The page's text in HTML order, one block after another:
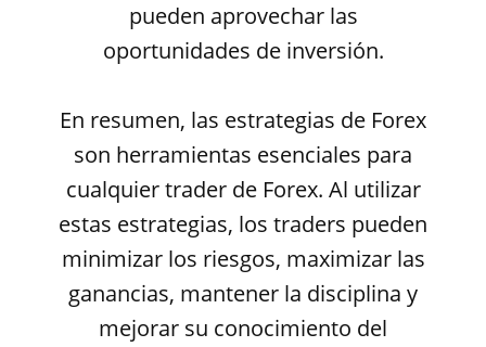
pueden aprovechar las
oportunidades de inversión.
En resumen, las estrategias de Forex
son herramientas esenciales para
cualquier trader de Forex. Al utilizar
estas estrategias, los traders pueden
minimizar los riesgos, maximizar las
ganancias, mantener la disciplina y
mejorar su conocimiento del